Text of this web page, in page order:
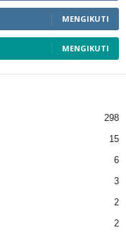
MENGIKUTI
MENGIKUTI
298
15
6
3
2
2